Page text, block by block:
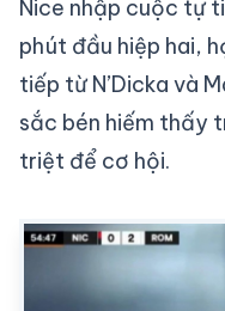
Nice nhập cuộc tự
phút đầu hiệp hai,
tiếp từ N’Dicka và
sắc bén hiếm thấy
triệt để cơ hội.